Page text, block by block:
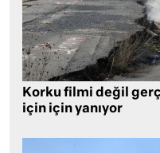
Korku filmi değil
için için yanıyor